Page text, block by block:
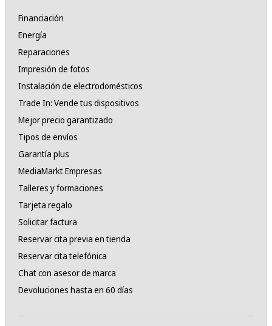
Financiación
Energía
Reparaciones
Impresión de fotos
Instalación de electrodomésticos
Trade In: Vende tus dispositivos
Mejor precio garantizado
Tipos de envíos
Garantía plus
MediaMarkt Empresas
Talleres y formaciones
Tarjeta regalo
Solicitar factura
Reservar cita previa en tienda
Reservar cita telefónica
Chat con asesor de marca
Devoluciones hasta en 60 días